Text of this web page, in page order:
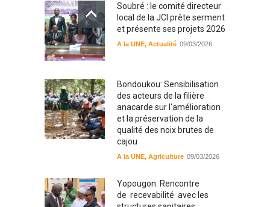
Soubré : le comité directeur
local de la JCI prête serment
et présente ses projets 2026
A la UNE, Actualité 09/03/2026
Bondoukou: Sensibilisation
des acteurs de la filière
anacarde sur l'amélioration
et la préservation de la
qualité des noix brutes de
cajou
A la UNE, Agriculture 09/03/2026
Yopougon: Rencontre
de recevabilité avec les